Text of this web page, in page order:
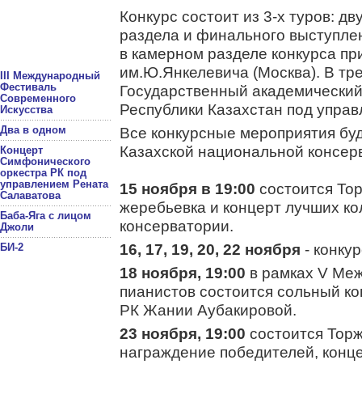
III Международный
Фестиваль
Современного
Искусства
Два в одном
Концерт
Симфонического
оркестра РК под
управлением Рената
Салаватова
Баба-Яга с лицом
Джоли
БИ-2
Конкурс состоит из 3-х туров:
раздела и финального
в камерном разделе конкурса
им.Ю.Янкелевича (Москва). В
Государственный
Республики Казахстан под
Все конкурсные мероприятия
Казахской национальной
15 ноября в 19:00 состоится
жеребьевка и концерт лучших
консерватории.
16, 17, 19, 20, 22 ноября -
18 ноября, 19:00 в рамках V
пианистов состоится сольный
РК Жании Аубакировой.
23 ноября, 19:00 состоится
награждение победителей,